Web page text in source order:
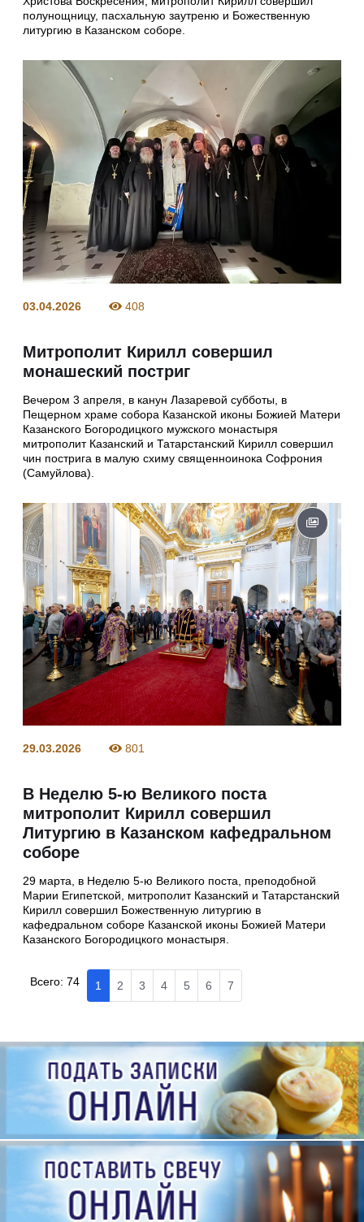
полунощницу, пасхальную заутреню и Божественную
литургию в Казанском соборе.
03.04.2026 408
Митрополит Кирилл совершил
монашеский постриг
Вечером 3 апреля, в канун Лазаревой субботы, в
Пещерном храме собора Казанской иконы Божией Матери
Казанского Богородицкого мужского монастыря
митрополит Казанский и Татарстанский Кирилл совершил
чин пострига в малую схиму священноинока Софрония
(Самуйлова).
29.03.2026 801
В Неделю 5-ю Великого поста
митрополит Кирилл совершил
Литургию в Казанском кафедральном
соборе
29 марта, в Неделю 5-ю Великого поста, преподобной
Марии Египетской, митрополит Казанский и Татарстанский
Кирилл совершил Божественную литургию в
кафедральном соборе Казанской иконы Божией Матери
Казанского Богородицкого монастыря.
Всего:74 1 2 3 4 5 6 7